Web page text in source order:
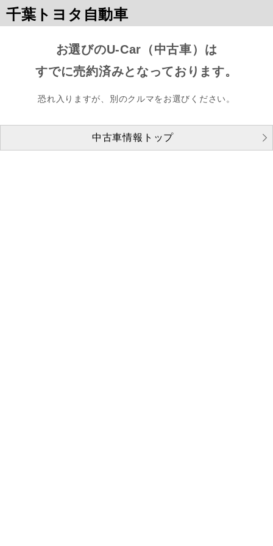
千葉トヨタ自動車
お選びのU-Car（中古車）は
すでに売約済みとなっております。
恐れ入りますが、別のクルマをお選びください。
中古車情報トップ